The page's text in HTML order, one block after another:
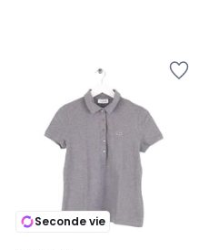
Seconde vie